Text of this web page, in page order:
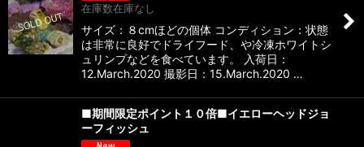
在庫数在庫なし
サイズ：８cmほどの個体 コンディション：状態
は非常に良好でドライフード、や冷凍ホワイトシ
ュリンプなどを食べています。 入荷日：
12.March.2020 撮影日：15.March.2020 …
■期間限定ポイント１０倍■イエローヘッドジョ
ーフィッシュ